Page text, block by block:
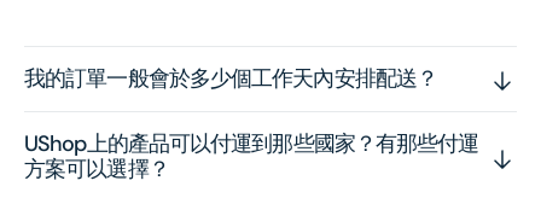
我的訂單一般會於多少個工作天內安排配送？
UShop上的產品可以付運到那些國家？有那些付運
方案可以選擇？